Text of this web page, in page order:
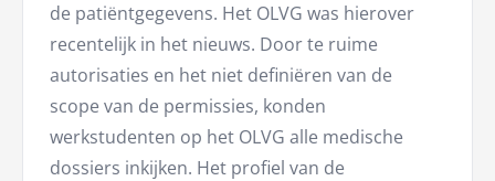
de patiëntgegevens. Het OLVG was hierover
recentelijk in het nieuws. Door te ruime
autorisaties en het niet definiëren van de
scope van de permissies, konden
werkstudenten op het OLVG alle medische
dossiers inkijken. Het profiel van de